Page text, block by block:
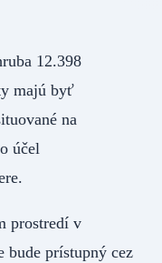
12.398
majú byť
na
účel
prostredí v
bude prístupný cez